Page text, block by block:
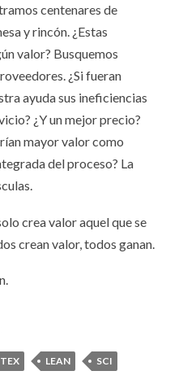
centenares de
y rincón. ¿Estas
valor? Busquemos
¿Si fueran
ayuda sus ineficiencias
¿Y un mejor precio?
mayor valor como
del proceso? La
crea valor aquel que se
crean valor, todos ganan.
LEAN
SCI